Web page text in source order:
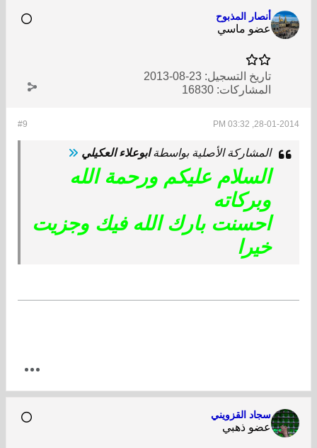
أنصار المذبوح
عضو ماسي
تاريخ التسجيل: 23-08-2013
المشاركات: 16830
#9 28-01-2014, 03:32 PM
المشاركة الأصلية بواسطةابوعلاء العكيلي
السلام عليكم ورحمة الله
وبركاته
احسنت بارك الله فيك وجزيت
خيرا
سجاد القزويني
عضو ذهبي